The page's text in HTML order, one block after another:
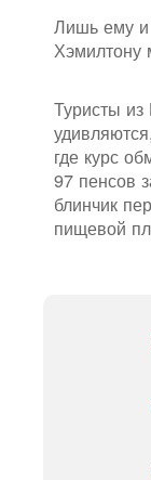
Лишь ему и
Хэмилтону
Туристы из
где курс
97 пенсов
блинчик
пищевой